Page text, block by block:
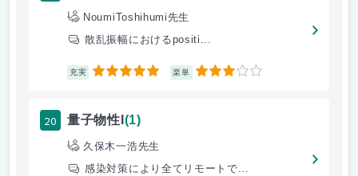
NoumiToshihumi先生
散乱振幅におけるpositi...
充実 5 楽単 3
20 量子物性I (1)
久保木一浩先生
感染対策により全てリモートで...